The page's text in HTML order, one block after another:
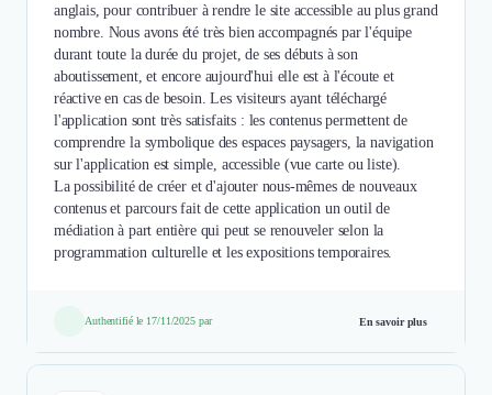
anglais, pour contribuer à rendre le site accessible au plus grand
nombre. Nous avons été très bien accompagnés par l'équipe
durant toute la durée du projet, de ses débuts à son
aboutissement, et encore aujourd'hui elle est à l'écoute et
réactive en cas de besoin. Les visiteurs ayant téléchargé
l'application sont très satisfaits : les contenus permettent de
comprendre la symbolique des espaces paysagers, la navigation
sur l'application est simple, accessible (vue carte ou liste).
La possibilité de créer et d'ajouter nous-mêmes de nouveaux
contenus et parcours fait de cette application un outil de
médiation à part entière qui peut se renouveler selon la
programmation culturelle et les expositions temporaires.
Authentifié le 17/11/2025 par En savoir plus